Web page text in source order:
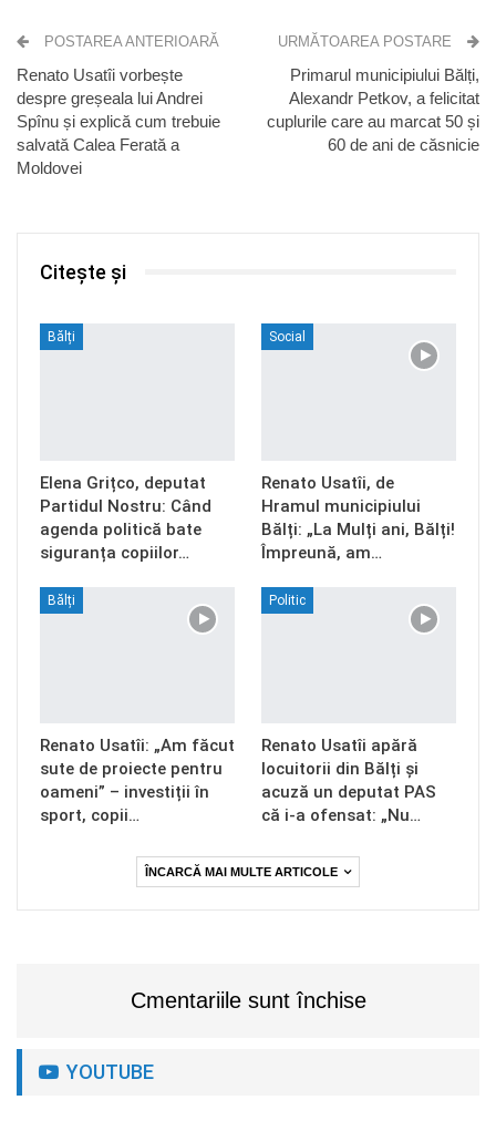
POSTAREA ANTERIOARĂ
Renato Usatîi vorbește
despre greșeala lui Andrei
Spînu și explică cum trebuie
salvată Calea Ferată a
Moldovei
URMĂTOAREA POSTARE
Primarul municipiului Bălți,
Alexandr Petkov, a felicitat
cuplurile care au marcat 50 și
60 de ani de căsnicie
Citește și
Bălți
Elena Grițco, deputat
Partidul Nostru: Când
agenda politică bate
siguranța copiilor…
Social
Renato Usatîi, de
Hramul municipiului
Bălți: „La Mulți ani, Bălți!
Împreună, am…
Bălți
Renato Usatîi: „Am făcut
sute de proiecte pentru
oameni” – investiții în
sport, copii…
Politic
Renato Usatîi apără
locuitorii din Bălți și
acuză un deputat PAS
că i-a ofensat: „Nu…
ÎNCARCĂ MAI MULTE ARTICOLE
Cmentariile sunt închise
YOUTUBE